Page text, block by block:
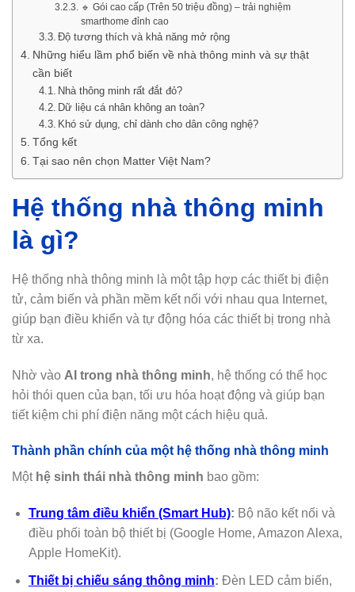
🔹 Gói cao cấp (Trên 50 triệu đồng) – trải nghiệm
smarthome đỉnh cao
Độ tương thích và khả năng mở rộng
Những hiểu lầm phổ biến về nhà thông minh và sự thật
cần biết
Nhà thông minh rất đắt đỏ?
Dữ liệu cá nhân không an toàn?
Khó sử dụng, chỉ dành cho dân công nghệ?
Tổng kết
Tại sao nên chọn Matter Việt Nam?
Hệ thống nhà thông minh
là gì?
Hệ thống nhà thông minh là một tập hợp các thiết bị điện
tử, cảm biến và phần mềm kết nối với nhau qua Internet,
giúp bạn điều khiển và tự động hóa các thiết bị trong nhà
từ xa.
Nhờ vào AI trong nhà thông minh, hệ thống có thể học
hỏi thói quen của bạn, tối ưu hóa hoạt động và giúp bạn
tiết kiệm chi phí điện năng một cách hiệu quả.
Thành phần chính của một hệ thống nhà thông minh
Một hệ sinh thái nhà thông minh bao gồm:
Trung tâm điều khiển (Smart Hub): Bộ não kết nối và
điều phối toàn bộ thiết bị (Google Home, Amazon Alexa,
Apple HomeKit).
Thiết bị chiếu sáng thông minh: Đèn LED cảm biến,